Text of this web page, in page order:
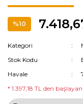
%10
Kategori
Stok Kodu
Havale
* 1.397,18 TL den